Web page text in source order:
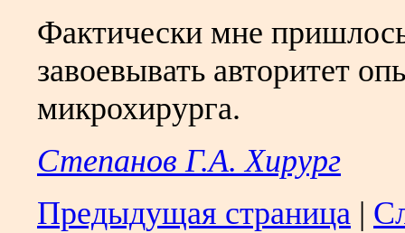
Фактически мне
завоевывать авторитет
микрохирурга.
Степанов Г.А. Хирург
Предыдущая страница |